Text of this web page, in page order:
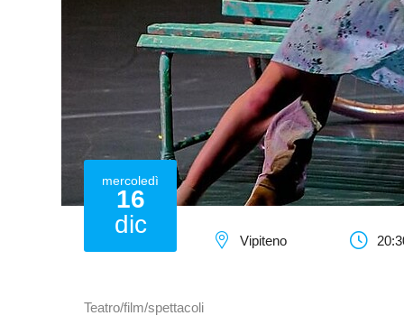
mercoledì
16
dic
Vipiteno
Teatro/film/spettacoli